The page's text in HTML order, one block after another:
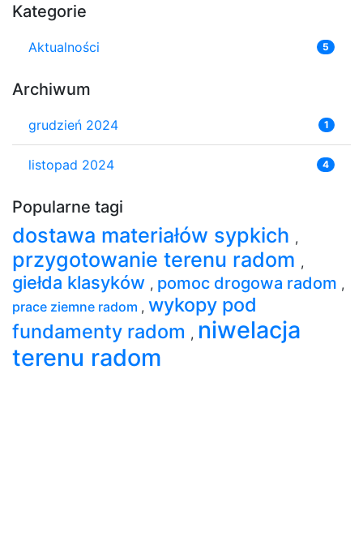
Kategorie
Aktualności 5
Archiwum
grudzień 2024 1
listopad 2024 4
Popularne tagi
dostawa materiałów sypkich ,
przygotowanie terenu radom ,
giełda klasyków , pomoc drogowa radom ,
prace ziemne radom , wykopy pod
fundamenty radom , niwelacja
terenu radom